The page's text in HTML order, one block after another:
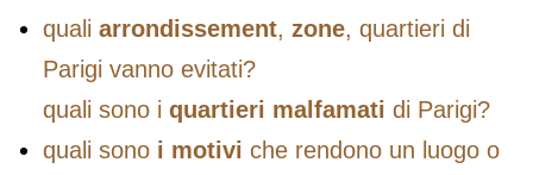
quali arrondissement, zone, quartieri di
Parigi vanno evitati?
quali sono i quartieri malfamati di Parigi?
quali sono i motivi che rendono un luogo o